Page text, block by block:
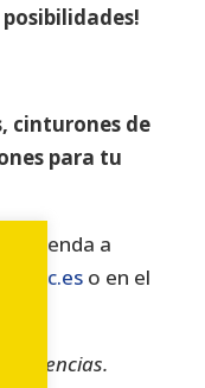
cinturones de
para tu
en tienda a
o en el